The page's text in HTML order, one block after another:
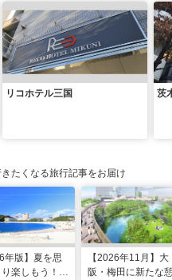
リコホテル三国 茨
たくなる旅行記事をお届け
年版】夏を思
楽しもう！関
【2026年11月】大
阪・梅田に新たな